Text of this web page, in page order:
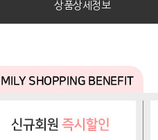
상품상세정보